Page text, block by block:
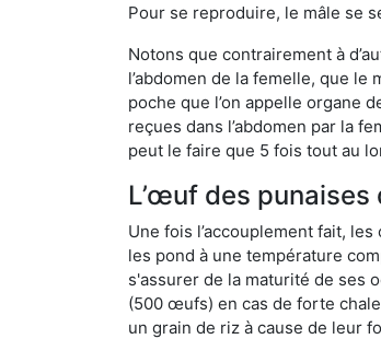
Pour se reproduire, le mâle se
Notons que contrairement à
l’abdomen de la femelle, que
poche que l’on appelle organe
reçues dans l’abdomen par la
peut le faire que 5 fois tout au
L’œuf des punaises
Une fois l’accouplement fait,
les pond à une température
s'assurer de la maturité de ses
(500 œufs) en cas de forte
un grain de riz à cause de leur